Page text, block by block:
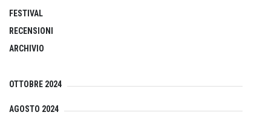
FESTIVAL
RECENSIONI
ARCHIVIO
OTTOBRE 2024
AGOSTO 2024